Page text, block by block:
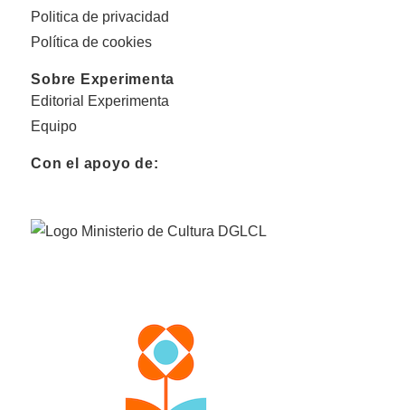
Politica de privacidad
Política de cookies
Sobre Experimenta
Editorial Experimenta
Equipo
Con el apoyo de: